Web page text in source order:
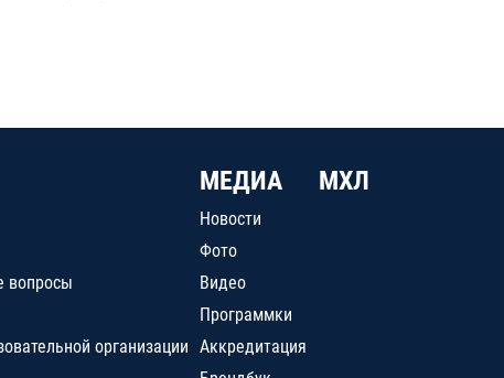
вопросы
организации
МЕДИА
Новости
Фото
Видео
Программки
Аккредитация
МХЛ